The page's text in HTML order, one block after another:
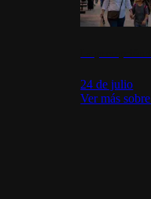
24 de julio
Ver más sobre